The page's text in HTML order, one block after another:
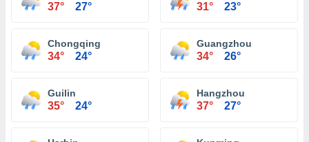
37° 27° 31° 23°
Chongqing
34° 24°
Guangzhou
34° 26°
Guilin
35° 24°
Hangzhou
37° 27°